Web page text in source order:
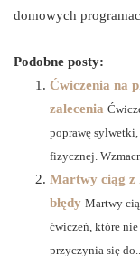
domowych
Podobne posty:
Ćwiczenia na
zalecenia
poprawę
fizycznej.
Martwy ciąg z
błędy Martwy
ćwiczeń, które
przyczynia się do...